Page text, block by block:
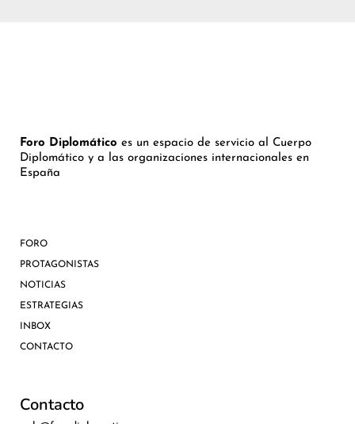
Foro Diplomático es un espacio de servicio al Cuerpo
Diplomático y a las organizaciones internacionales en
España
FORO
PROTAGONISTAS
NOTICIAS
ESTRATEGIAS
INBOX
CONTACTO
Contacto